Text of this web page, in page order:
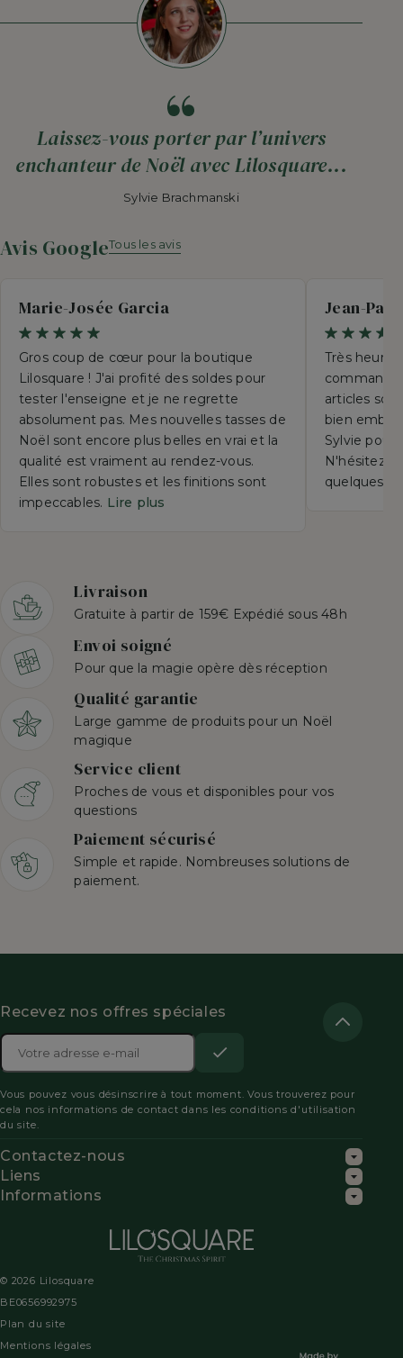
Laissez-vous porter par l’univers
enchanteur de Noël avec Lilosquare...
Sylvie Brachmanski
Avis GoogleTous les avis
Marie-Josée Garcia
Gros coup de cœur pour la boutique
Lilosquare ! J'ai profité des soldes pour
tester l'enseigne et je ne regrette
absolument pas. Mes nouvelles tasses de
Noël sont encore plus belles en vrai et la
qualité est vraiment au rendez-vous.
Elles sont robustes et les finitions sont
impeccables. Lire plus
Jean-
Très
commande
articles
bien
Sylvie pour
N'hésitez
quelques
Livraison
Gratuite à partir de 159€ Expédié sous 48h
Envoi soigné
Pour que la magie opère dès réception
Qualité garantie
Large gamme de produits pour un Noël
magique
Service client
Proches de vous et disponibles pour vos
questions
Paiement sécurisé
Simple et rapide. Nombreuses solutions de
paiement.
Recevez nos offres spéciales
Adresse

les
la
politique
Vous pouvez vous désinscrire à tout moment. Vous trouverez pour
cela nos informations de contact dans les conditions d'utilisation
du site.
Contactez-nous
Liens
Informations
© 2026 Lilosquare
BE0656992975
Plan du site
Mentions légales